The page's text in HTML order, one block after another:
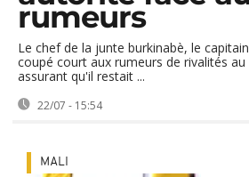
rumeurs
Le chef de la junte burkinabè, le
coupé court aux rumeurs de rivalités
assurant qu'il restait ...
22/07 - 15:54
MALI